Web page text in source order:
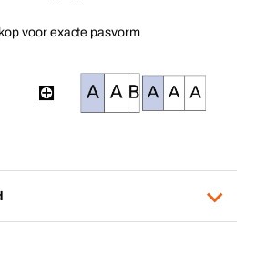
voor exacte pasvorm